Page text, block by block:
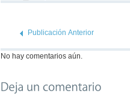
Publicación Anterior
No hay comentarios aún.